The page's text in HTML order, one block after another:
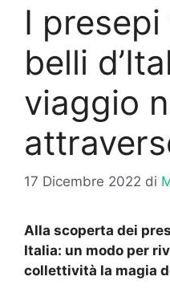
I
belli
viaggio
17 Dicembre 2022 di
Alla scoperta dei
Italia: un modo per
collettività la magia